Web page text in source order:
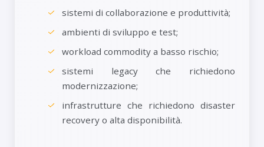
sistemi di collaborazione e produttività;
ambienti di sviluppo e test;
workload commodity a basso rischio;
sistemi legacy che richiedono
modernizzazione;
infrastrutture che richiedono disaster
recovery o alta disponibilità.